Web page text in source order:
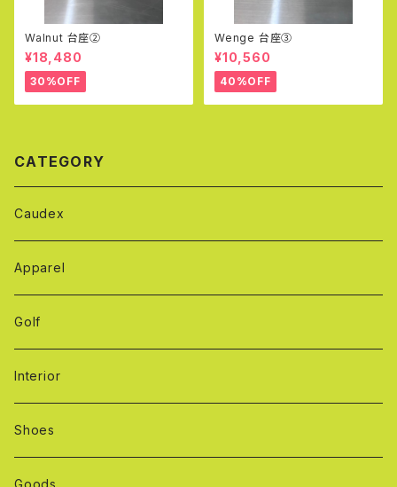
Walnut 台座②
¥18,480
30%OFF
Wenge 台座③
¥10,560
40%OFF
CATEGORY
Caudex
Apparel
Golf
Interior
Shoes
Goods